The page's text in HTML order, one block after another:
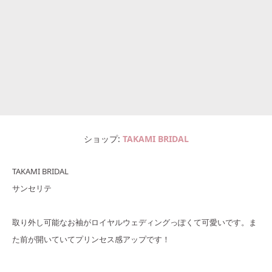
ショップ TAKAMI BRIDAL
TAKAMI BRIDAL
サンセリテ
取り外し可能なお袖がロイヤルウェディングっぽくて可愛いです。ま
た前が開いていてプリンセス感アップです！